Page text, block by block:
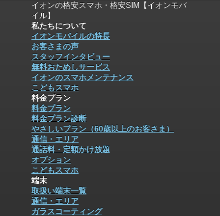
イオンの格安スマホ・格安SIM【イオンモバ
イル】
私たちについて
イオンモバイルの特長
お客さまの声
スタッフインタビュー
無料おためしサービス
イオンのスマホメンテナンス
こどもスマホ
料金プラン
料金プラン
料金プラン診断
やさしいプラン（60歳以上のお客さま）
通信・エリア
通話料・定額かけ放題
オプション
こどもスマホ
端末
取扱い端末一覧
通信・エリア
ガラスコーティング